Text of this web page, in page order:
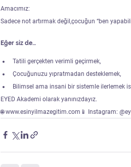
Amacımız:
Sadece not artırmak değil,çocuğun “ben
Eğer siz de…
Tatili gerçekten verimli geçirmek,
Çocuğunuzu yıpratmadan desteklemek,
Bilimsel ama insani bir sistemle ilerlemek
EYED Akademi olarak yanınızdayız.
🌐 www.esinyilmazegitim.com📱 Instagram: